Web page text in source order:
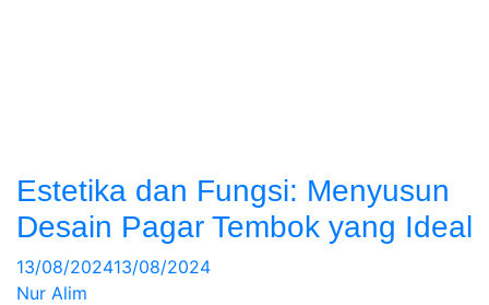
Estetika dan Fungsi: Menyusun
Desain Pagar Tembok yang Ideal
13/08/202413/08/2024
Nur Alim